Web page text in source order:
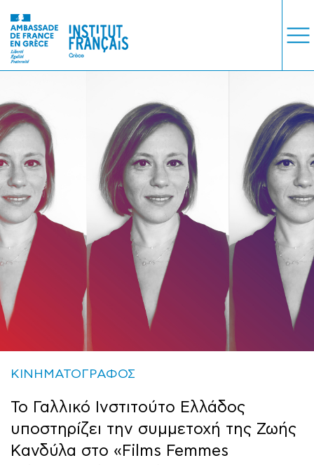
ΕΞΕΤΑΣΕΙΣ
ΣΠΟΥΔΕΣ
ΣΥΝΕΡΓΕΙΕΣ
ΒΙΒΛΙΟΘΗΚΗ
ΚΙΝΗΜΑΤΟΓΡΑΦΟΣ
Το Γαλλικό Ινστιτούτο Ελλάδος
υποστηρίζει την συμμετοχή της Ζωής
Κανδύλα στο «Films Femmes